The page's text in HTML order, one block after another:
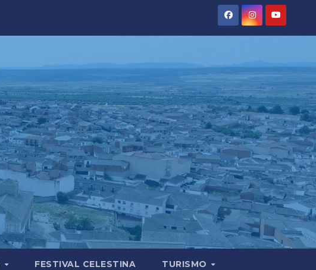
FESTIVAL CELESTINA TURISMO